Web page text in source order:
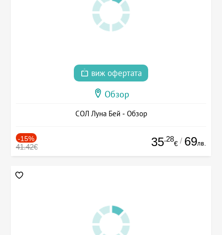
виж офертата
Обзор
СОЛ Луна Бей - Обзор
-15%
41.42€ 35.28
€ / 69лв.